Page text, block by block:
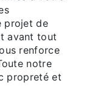
projet de
avant tout
renforce
notre
propreté et